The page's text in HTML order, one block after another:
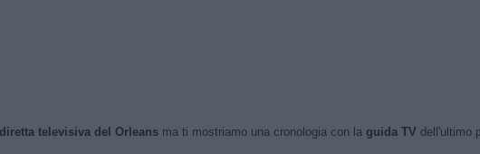
televisiva del Orleansma ti mostriamo una cronologia con la guida TV dell'ultimo